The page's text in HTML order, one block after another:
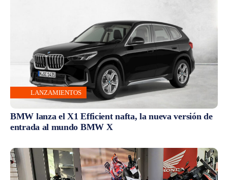
LANZAMIENTOS
BMW lanza el X1 Efficient nafta, la nueva versión de
entrada al mundo BMW X